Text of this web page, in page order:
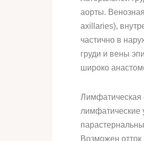
аорты.
axillaries),
частично в
груди и вены
широко
Лимфатическая
лимфатические
Возможен